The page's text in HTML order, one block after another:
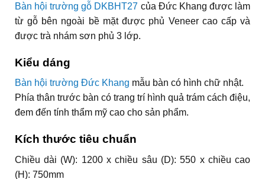
Bàn hội trường gỗ DKBHT27 của Đức Khang được làm
từ gỗ bên ngoài bề mặt được phủ Veneer cao cấp và
được trà nhám sơn phủ 3 lớp.
Kiểu dáng
Bàn hội trường Đức Khang mẫu bàn có hình chữ nhật.
Phía thân trước bàn có trang trí hình quả trám cách điệu,
đem đến tính thẩm mỹ cao cho sản phẩm.
Kích thước tiêu chuẩn
Chiều dài (W): 1200 x chiều sâu (D): 550 x chiều cao
(H): 750mm